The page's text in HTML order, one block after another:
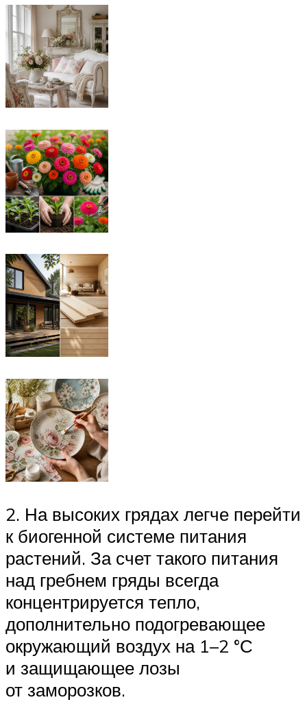
2. На высоких грядах легче перейти
к биогенной системе питания
растений. За счет такого питания
над гребнем гряды всегда
концентрируется тепло,
дополнительно подогревающее
окружающий воздух на 1–2 °С
и защищающее лозы
от заморозков.